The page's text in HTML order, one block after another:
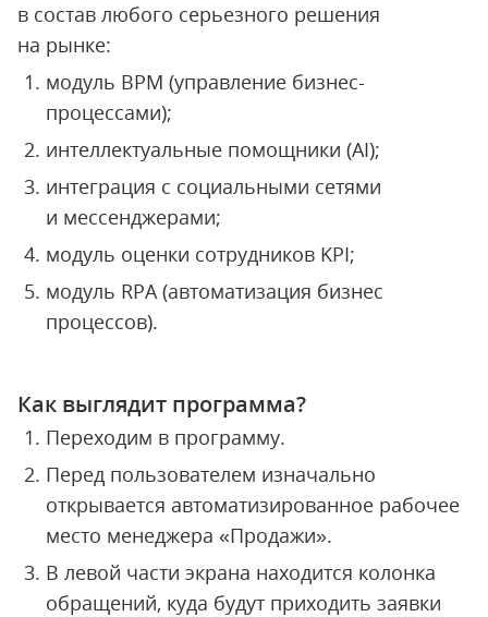
в состав любого серьезного решения
на рынке:
модуль BPM (управление бизнес-
процессами);
интеллектуальные помощники (AI);
интеграция с социальными сетями
и мессенджерами;
модуль оценки сотрудников KPI;
модуль RPA (автоматизация бизнес
процессов).
Как выглядит программа?
Переходим в программу.
Перед пользователем изначально
открывается автоматизированное рабочее
место менеджера «Продажи».
В левой части экрана находится колонка
обращений, куда будут приходить заявки